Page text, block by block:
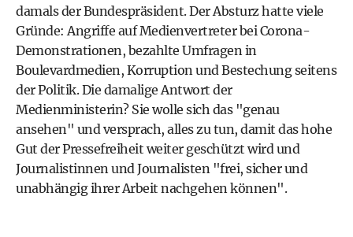
damals derBundespräsident. Der Absturz hatte viele
Gründe: Angriffe auf Medienvertreter bei Corona-
Demonstrationen, bezahlte Umfragen in
Boulevardmedien, Korruptionund Bestechung seitens
der Politik. Die damalige Antwort der
Medienministerin? Sie wolle sich das "genau
ansehen" und versprach, alles zu tun, damit das hohe
Gut der Pressefreiheit weiter geschützt wird und
Journalistinnen und Journalisten "frei, sicher und
unabhängig ihrer Arbeit nachgehen können".